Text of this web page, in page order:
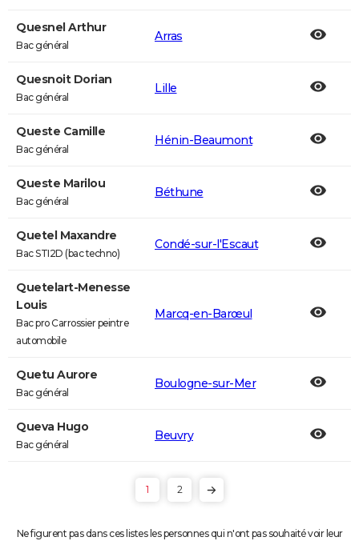
Quesnel Arthur
Bac général
Arras
Quesnoit Dorian
Bac général
Lille
Queste Camille
Bac général
Hénin-Beaumont
Queste Marilou
Bac général
Béthune
Quetel Maxandre
Bac STI2D (bac techno)
Condé-sur-l'Escaut
Quetelart-Menesse
Louis
Bac pro Carrossier peintre
automobile
Marcq-en-Barœul
Quetu Aurore
Bac général
Boulogne-sur-Mer
Queva Hugo
Bac général
Beuvry
1 2
Ne figurent pas dans ces listes les personnes qui n'ont pas souhaité voir leur